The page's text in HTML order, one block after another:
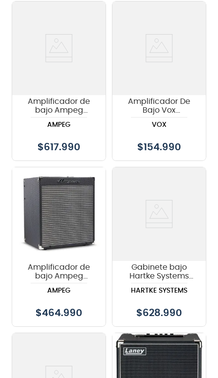
Amplificador de
bajo Ampeg
100W
AMPEG
$617.990
Amplificador De
Bajo Vox
VOX
$154.990
Amplificador de
bajo Ampeg
50W
AMPEG
$464.990
Gabinete bajo
Hartke Systems
HARTKE SYSTEMS
$628.990